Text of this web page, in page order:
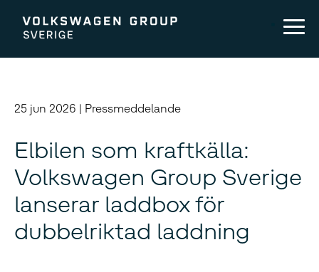
25 jun 2026 | Pressmeddelande
Elbilen som kraftkälla:
Volkswagen Group Sverige
lanserar laddbox för
dubbelriktad laddning